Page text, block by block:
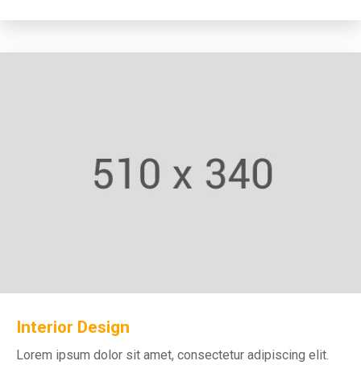
Interior Design
Lorem ipsum dolor sit amet, consectetur adipiscing elit.